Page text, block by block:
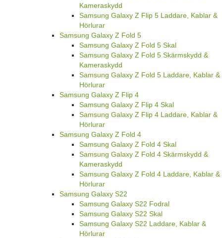
Kameraskydd
Samsung Galaxy Z Flip 5 Laddare, Kablar &
Hörlurar
Samsung Galaxy Z Fold 5
Samsung Galaxy Z Fold 5 Skal
Samsung Galaxy Z Fold 5 Skärmskydd &
Kameraskydd
Samsung Galaxy Z Fold 5 Laddare, Kablar &
Hörlurar
Samsung Galaxy Z Flip 4
Samsung Galaxy Z Flip 4 Skal
Samsung Galaxy Z Flip 4 Laddare, Kablar &
Hörlurar
Samsung Galaxy Z Fold 4
Samsung Galaxy Z Fold 4 Skal
Samsung Galaxy Z Fold 4 Skärmskydd &
Kameraskydd
Samsung Galaxy Z Fold 4 Laddare, Kablar &
Hörlurar
Samsung Galaxy S22
Samsung Galaxy S22 Fodral
Samsung Galaxy S22 Skal
Samsung Galaxy S22 Laddare, Kablar &
Hörlurar